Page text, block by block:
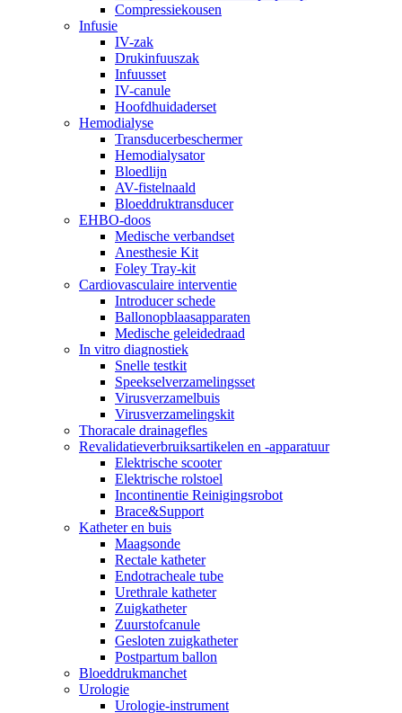
Compressiekousen
Infusie
IV-zak
Drukinfuuszak
Infuusset
IV-canule
Hoofdhuidaderset
Hemodialyse
Transducerbeschermer
Hemodialysator
Bloedlijn
AV-fistelnaald
Bloeddruktransducer
EHBO-doos
Medische verbandset
Anesthesie Kit
Foley Tray-kit
Cardiovasculaire interventie
Introducer schede
Ballonopblaasapparaten
Medische geleidedraad
In vitro diagnostiek
Snelle testkit
Speekselverzamelingsset
Virusverzamelbuis
Virusverzamelingskit
Thoracale drainagefles
Revalidatieverbruiksartikelen en -apparatuur
Elektrische scooter
Elektrische rolstoel
Incontinentie Reinigingsrobot
Brace&Support
Katheter en buis
Maagsonde
Rectale katheter
Endotracheale tube
Urethrale katheter
Zuigkatheter
Zuurstofcanule
Gesloten zuigkatheter
Postpartum ballon
Bloeddrukmanchet
Urologie
Urologie-instrument